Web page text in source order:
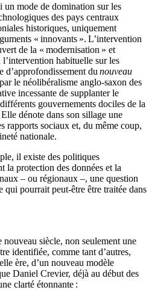
un mode de domination sur les
des pays centraux
historiques, uniquement
« innovants ». L’intervention
de la « modernisation » et
habituelle sur les
d’approfondissement du nouveau
le néolibéralisme anglo-saxon des
incessante de supplanter le
gouvernements dociles de la
dénote dans son sillage une
rapports sociaux et, du même coup,
nationale.
il existe des politiques
la protection des données et la
– ou régionaux –, une question
qui pourrait peut-être être traitée dans
nouveau siècle, non seulement une
identifiée, comme tant d’autres,
ère, d’un nouveau modèle
Daniel Crevier, déjà au début des
clarté étonnante :